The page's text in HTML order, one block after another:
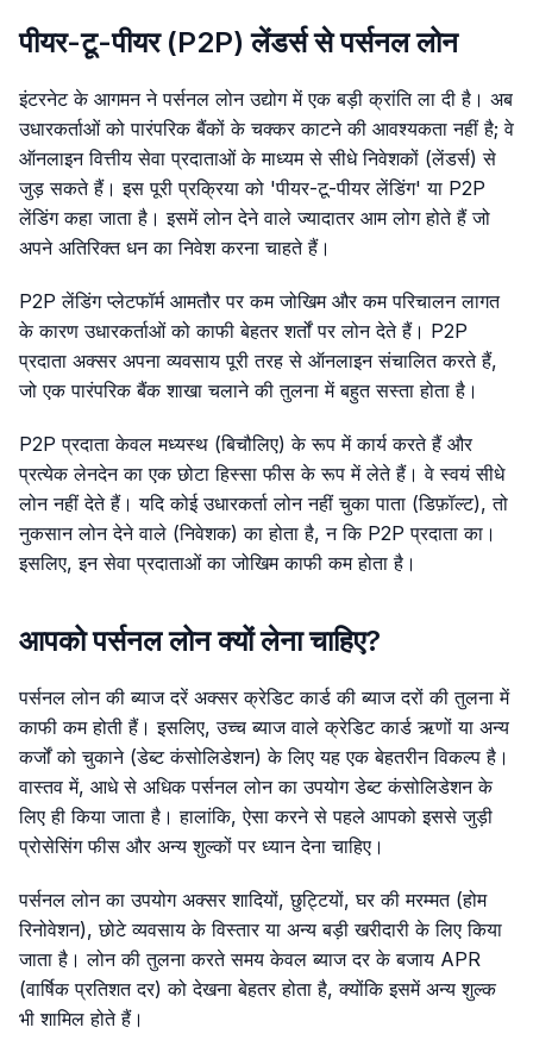
पीयर-टू-पीयर (P2P) लेंडर्स से पर्सनल लोन
इंटरनेट के आगमन ने पर्सनल लोन उद्योग में एक बड़ी क्रांति ला दी है। अब
उधारकर्ताओं को पारंपरिक बैंकों के चक्कर काटने की आवश्यकता नहीं है; वे
ऑनलाइन वित्तीय सेवा प्रदाताओं के माध्यम से सीधे निवेशकों (लेंडर्स) से
जुड़ सकते हैं। इस पूरी प्रक्रिया को 'पीयर-टू-पीयर लेंडिंग' या P2P
लेंडिंग कहा जाता है। इसमें लोन देने वाले ज्यादातर आम लोग होते हैं जो
अपने अतिरिक्त धन का निवेश करना चाहते हैं।
P2P लेंडिंग प्लेटफॉर्म आमतौर पर कम जोखिम और कम परिचालन लागत
के कारण उधारकर्ताओं को काफी बेहतर शर्तों पर लोन देते हैं। P2P
प्रदाता अक्सर अपना व्यवसाय पूरी तरह से ऑनलाइन संचालित करते हैं,
जो एक पारंपरिक बैंक शाखा चलाने की तुलना में बहुत सस्ता होता है।
P2P प्रदाता केवल मध्यस्थ (बिचौलिए) के रूप में कार्य करते हैं और
प्रत्येक लेनदेन का एक छोटा हिस्सा फीस के रूप में लेते हैं। वे स्वयं सीधे
लोन नहीं देते हैं। यदि कोई उधारकर्ता लोन नहीं चुका पाता (डिफ़ॉल्ट), तो
नुकसान लोन देने वाले (निवेशक) का होता है, न कि P2P प्रदाता का।
इसलिए, इन सेवा प्रदाताओं का जोखिम काफी कम होता है।
आपको पर्सनल लोन क्यों लेना चाहिए?
पर्सनल लोन की ब्याज दरें अक्सर क्रेडिट कार्ड की ब्याज दरों की तुलना में
काफी कम होती हैं। इसलिए, उच्च ब्याज वाले क्रेडिट कार्ड ऋणों या अन्य
कर्जों को चुकाने (डेब्ट कंसोलिडेशन) के लिए यह एक बेहतरीन विकल्प है।
वास्तव में, आधे से अधिक पर्सनल लोन का उपयोग डेब्ट कंसोलिडेशन के
लिए ही किया जाता है। हालांकि, ऐसा करने से पहले आपको इससे जुड़ी
प्रोसेसिंग फीस और अन्य शुल्कों पर ध्यान देना चाहिए।
पर्सनल लोन का उपयोग अक्सर शादियों, छुट्टियों, घर की मरम्मत (होम
रिनोवेशन), छोटे व्यवसाय के विस्तार या अन्य बड़ी खरीदारी के लिए किया
जाता है। लोन की तुलना करते समय केवल ब्याज दर के बजाय APR
(वार्षिक प्रतिशत दर) को देखना बेहतर होता है, क्योंकि इसमें अन्य शुल्क
भी शामिल होते हैं।